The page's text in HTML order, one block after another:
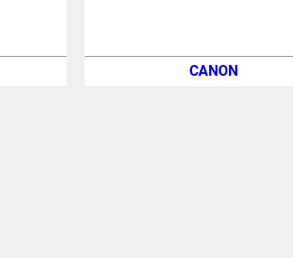
CANON